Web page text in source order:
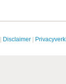
Disclaimer